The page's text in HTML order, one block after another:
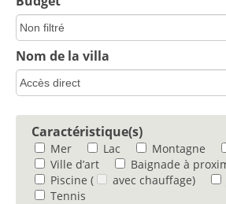
Nom de la villa
Caractéristique(s)
Mer Lac Montagne
Ville d’art
Baignade à
Piscine ( avec chauffage)
Tennis